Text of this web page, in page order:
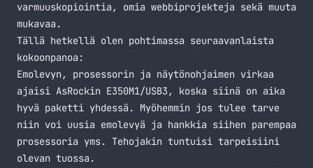
varmuuskopiointia, omia webbiprojekteja sekä muuta
mukavaa.
Tällä hetkellä olen pohtimassa seuraavanlaista
kokoonpanoa:
Emolevyn, prosessorin ja näytönohjaimen virkaa
ajaisi AsRockin E350M1/USB3, koska siinä on aika
hyvä paketti yhdessä. Myöhemmin jos tulee tarve
niin voi uusia emolevyä ja hankkia siihen parempaa
prosessoria yms. Tehojakin tuntuisi tarpeisiini
olevan tuossa.